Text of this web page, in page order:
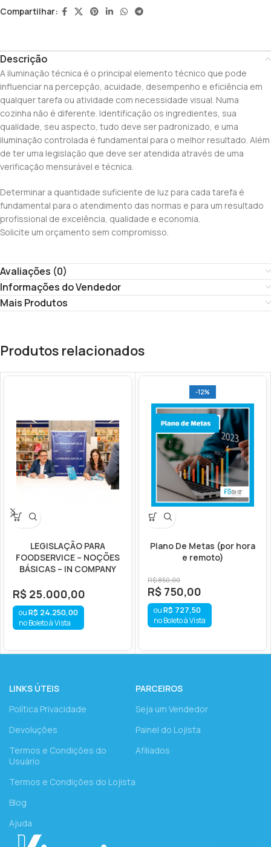
Compartilhar:
Descrição
A iluminação técnica é o principal elemento técnico que pode
influenciar na percepção, acuidade, desempenho e eficiência em
qualquer tarefa ou atividade com necessidade visual. Numa
cozinha não é diferente. Identificação os ingredientes, sua
qualidade, seu aspecto, tudo deve ser padronizado, e uma
iluminação controlada é fundamental para o melhor resultado. Além
de ter uma legislação que deve ser atendida através de uma
verificação mensurável e técnica.
Determinar a quantidade suficiente de luz para cada tarefa é
fundamental para o atendimento das normas e para um resultado
profissional de excelência, qualidade e economia.
Solicite um orçamento sem compromisso.
Avaliações (0)
Informações do Vendedor
Mais Produtos
Produtos relacionados
LEGISLAÇÃO PARA
FOODSERVICE – NOÇÕES
BÁSICAS – IN COMPANY
R$ 25.000,00
R$ 24.250,00
no Boleto à Vista
-12%
Plano De Metas (por hora
e remoto)
R$850,00
R$ 750,00
R$ 727,50
no Boleto à Vista
LINKS ÚTEIS
Política Privacidade
Devoluções
Termos e Condições do
Usuário
Termos e Condições do Lojista
Blog
Ajuda
PARCEIROS
Seja um Vendedor
Painel do Lojista
Afiliados